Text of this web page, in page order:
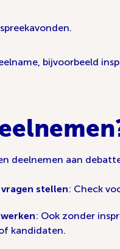
bijvoorbeeld
deelnemen aan
stellen: Check
: Ook zonder
kandidaten.